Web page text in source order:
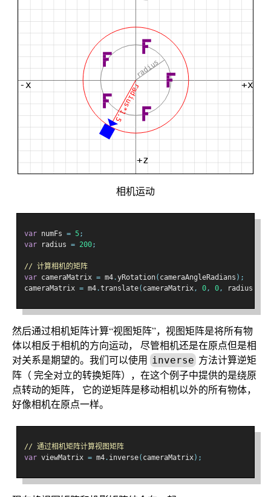
相机运动
var numFs = 5;
var radius = 200;
// 计算相机的矩阵
var cameraMatrix = m4.yRotation( cameraAngleRadians );
cameraMatrix = m4.translate( cameraMatrix, 0, 0, radius
然后通过相机矩阵计算“视图矩阵”，视图矩阵是将所有物
体以相反于相机的方向运动， 尽管相机还是在原点但是相
对关系是期望的。我们可以使用 inverse 方法计算逆矩
阵（ 完全对立的转换矩阵），在这个例子中提供的是绕原
点转动的矩阵， 它的逆矩阵是移动相机以外的所有物体，
好像相机在原点一样。
// 通过相机矩阵计算视图矩阵
var viewMatrix = m4. inverse( cameraMatrix);